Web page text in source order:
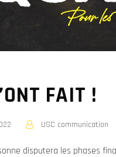
FAIT !
USC communication
disputera les phases